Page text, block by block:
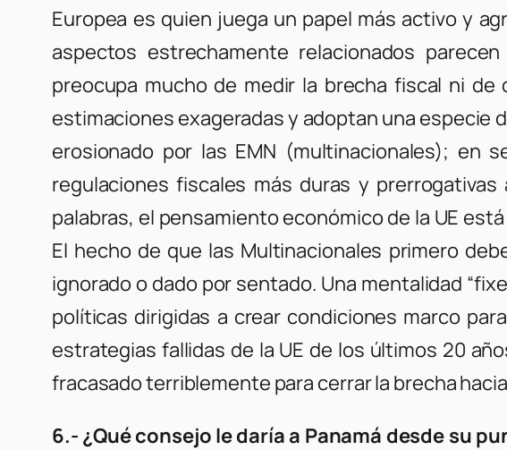
Europea es quien juega un papel más activo y
aspectos estrechamente relacionados
preocupa mucho de medir la brecha fiscal ni
estimaciones exageradas y adoptan una especie
erosionado por las EMN (multinacionales); en
regulaciones fiscales más duras y
palabras, el pensamiento económico de la UE
El hecho de que las Multinacionales primero
ignorado o dado por sentado. Una mentalidad
políticas dirigidas a crear condiciones marco
estrategias fallidas de la UE de los últimos 20
fracasado terriblemente para cerrar la brecha
6.- ¿Qué consejo le daría a Panamá desde su